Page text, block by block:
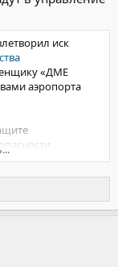
иск
«ДМЕ
аэропорта
аэропорта
Каменщике, у
Валерии